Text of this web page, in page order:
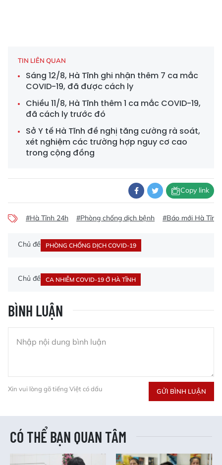
TIN LIÊN QUAN
Sáng 12/8, Hà Tĩnh ghi nhận thêm 7 ca mắc
COVID-19, đã được cách ly
Chiều 11/8, Hà Tĩnh thêm 1 ca mắc COVID-19,
đã cách ly trước đó
Sở Y tế Hà Tĩnh đề nghị tăng cường rà soát,
xét nghiệm các trường hợp nguy cơ cao
trong cộng đồng
Copy link
#Hà Tĩnh 24h #Phòng chống dịch bệnh #Báo mới Hà Tĩnh
Chủ đề PHÒNG CHỐNG DỊCH COVID-19
Chủ đề CA NHIỄM COVID-19 Ở HÀ TĨNH
BÌNH LUẬN
Xin vui lòng gõ tiếng Việt có dấu GỬI BÌNH LUẬN
CÓ THỂ BẠN QUAN TÂM